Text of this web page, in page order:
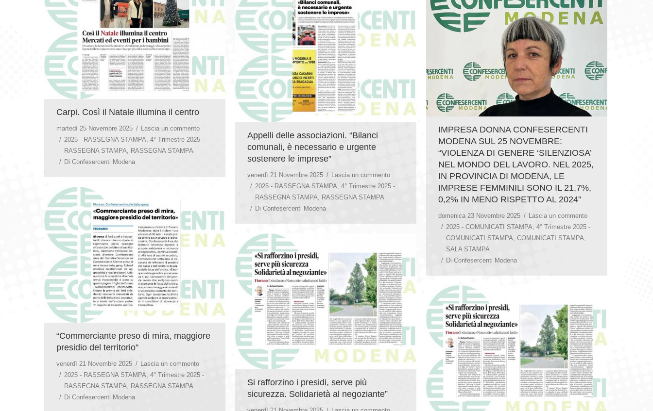
Carpi. Così il Natale illumina il centro
martedì 25 Novembre 2025
Lascia un commento
2025 - RASSEGNA STAMPA 4° Trimestre 2025 -
RASSEGNA STAMPA
RASSEGNA STAMPA
Di Confesercenti Modena
IMPRESA DONNA CONFESERCENTI
MODENA SUL 25 NOVEMBRE:
“VIOLENZA DI GENERE ‘SILENZIOSA’
NEL MONDO DEL LAVORO. NEL 2025,
IN PROVINCIA DI MODENA, LE
IMPRESE FEMMINILI SONO IL 21,7%,
0,2% IN MENO RISPETTO AL 2024”
domenica 23 Novembre 2025
Lascia un commento
2025 - COMUNICATI STAMPA 4° Trimestre 2025 -
COMUNICATI STAMPA COMUNICATI STAMPA
SALA STAMPA
Di Confesercenti Modena
Appelli delle associazioni. “Bilanci
comunali, è necessario e urgente
sostenere le imprese”
venerdì 21 Novembre 2025
Lascia un commento
2025 - RASSEGNA STAMPA 4° Trimestre 2025 -
RASSEGNA STAMPA
RASSEGNA STAMPA
Di Confesercenti Modena
“Commerciante preso di mira, maggiore
presidio del territorio”
venerdì 21 Novembre 2025
Lascia un commento
2025 - RASSEGNA STAMPA 4° Trimestre 2025 -
RASSEGNA STAMPA
RASSEGNA STAMPA
Di Confesercenti Modena
Si rafforzino i presidi, serve più
sicurezza. Solidarietà al negoziante”